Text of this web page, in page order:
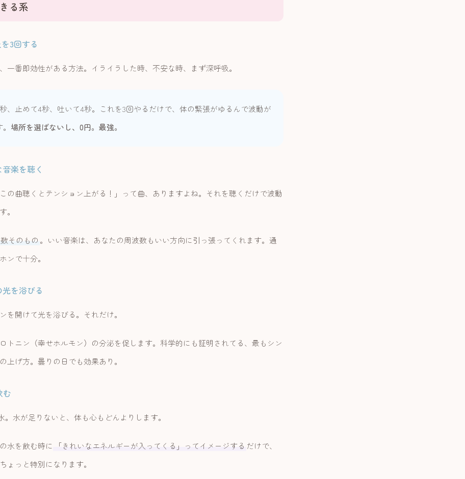
る系
3回する
一番即効性がある方法。イライラした時、不安な時、まず深呼吸。
、止めて4秒、吐いて4秒。これを3回やるだけで、体の緊張がゆるんで波動が
場所を選ばないし、0円。最強。
楽を聴く
の曲聴くとテンション上がる！」って曲、ありますよね。それを聴くだけで波動
。
そのもの 。いい音楽は、あなたの周波数もいい方向に引っ張ってくれます。通
ンで十分。
を浴びる
を開けて光を浴びる。それだけ。
トニン（幸せホルモン）の分泌を促します。科学的にも証明されてる、最もシン
上げ方。曇りの日でも効果あり。
む
。水が足りないと、体も心もどんよりします。
水を飲む時に 「きれいなエネルギーが入ってくる」ってイメージする だけで、
ょっと特別になります。